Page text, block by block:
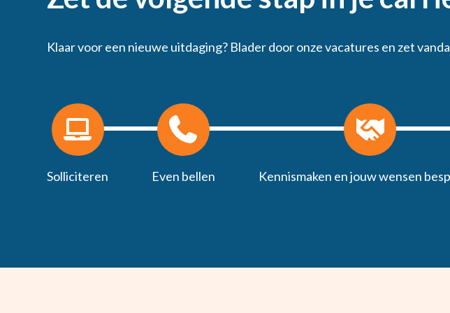
Klaar voor een nieuwe uitdaging? Blader door onze vacatures en zet
Solliciteren Even bellen Kennismaken en jouw wensen